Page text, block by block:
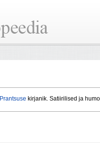
Prantsuse kirjanik. Satiirilised ja